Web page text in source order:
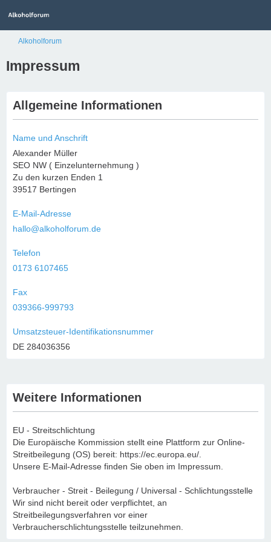
Alkoholforum
Impressum
Allgemeine Informationen
Name und Anschrift
Alexander Müller
SEO NW ( Einzelunternehmung )
Zu den kurzen Enden 1
39517 Bertingen
E-Mail-Adresse
hallo@alkoholforum.de
Telefon
0173 6107465
Fax
039366-999793
Umsatzsteuer-Identifikationsnummer
DE 284036356
Weitere Informationen
EU - Streitschlichtung
Die Europäische Kommission stellt eine Plattform zur Online-
Streitbeilegung (OS) bereit: https://ec.europa.eu/.
Unsere E-Mail-Adresse finden Sie oben im Impressum.
Verbraucher - Streit - Beilegung / Universal - Schlichtungsstelle
Wir sind nicht bereit oder verpflichtet, an
Streitbeilegungsverfahren vor einer
Verbraucherschlichtungsstelle teilzunehmen.